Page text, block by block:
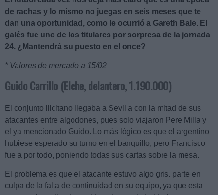
de rachas y lo mismo no juegas en seis meses que te
dan una oportunidad, como le ocurrió a Gareth Bale. El
galés fue uno de los titulares por sorpresa de la jornada
24. ¿Mantendrá su puesto en el once?
* Valores de mercado a 15/02
Guido Carrillo (Elche, delantero, 1.190.000)
El conjunto ilicitano llegaba a Sevilla con la mitad de sus
atacantes entre algodones, pues solo viajaron Pere Milla y
el ya mencionado Guido. Lo más lógico es que el argentino
hubiese esperado su turno en el banquillo, pero Francisco
fue a por todo, poniendo todas sus cartas sobre la mesa.
El problema es que el atacante estuvo algo gris, parte en
culpa de la falta de continuidad en su equipo, ya que esta